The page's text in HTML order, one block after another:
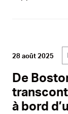
28 août 2025
De
à bord